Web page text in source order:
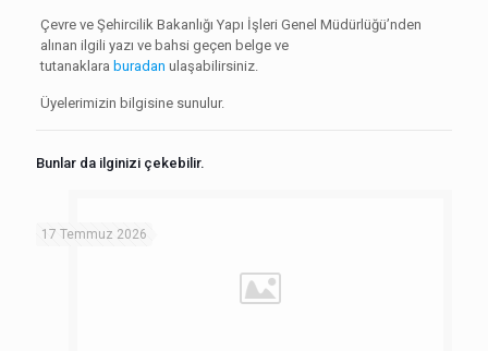
Çevre ve Şehircilik Bakanlığı Yapı İşleri Genel Müdürlüğü’nden
alınan ilgili yazı ve bahsi geçen belge ve
tutanaklara buradan ulaşabilirsiniz.
Üyelerimizin bilgisine sunulur.
Bunlar da ilginizi çekebilir.
17 Temmuz 2026